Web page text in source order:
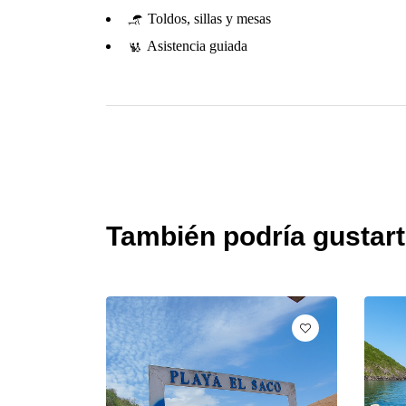
Toldos, sillas y mesas
Asistencia guiada
También podría